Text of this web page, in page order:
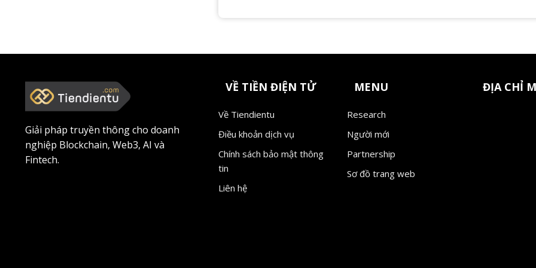
Giải pháp truyền thông cho doanh
nghiệp Blockchain, Web3, AI và
Fintech.
VỀ TIỀN ĐIỆN TỬ
Về Tiendientu
Điều khoản dịch vụ
Chính sách bảo mật thông
tin
Liên hệ
MENU
Research
Người mới
Partnership
Sơ đồ trang web
ĐỊA CHỈ